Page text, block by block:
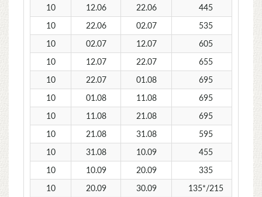
10
12.06 22.06
445
10
22.06 02.07
535
10
02.07 12.07
605
10
12.07 22.07
655
10
22.07 01.08
695
10
01.08 11.08
695
10
11.08 21.08
695
10
21.08 31.08
595
10
31.08 10.09
455
10
10.09 20.09
335
10
20.09 30.09 135*/215